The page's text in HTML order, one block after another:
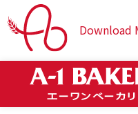
Download